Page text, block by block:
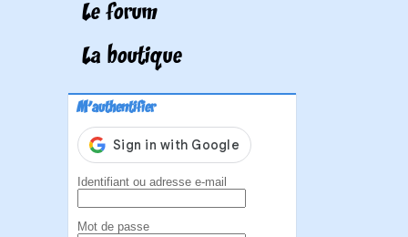
Le forum
La boutique
M'authentifier
Identifiant ou adresse e-mail
Mot de passe